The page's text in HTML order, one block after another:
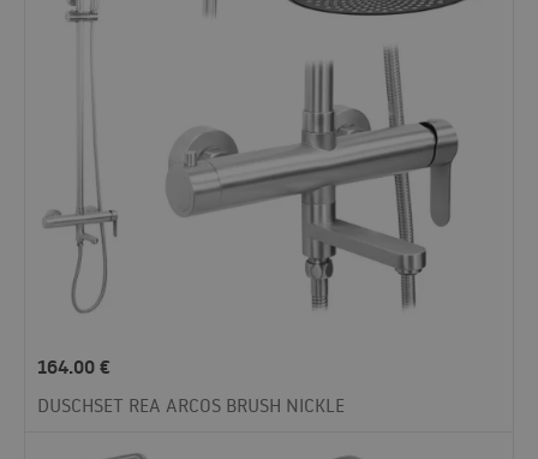
164.00€
DUSCHSET REA ARCOS BRUSH NICKLE